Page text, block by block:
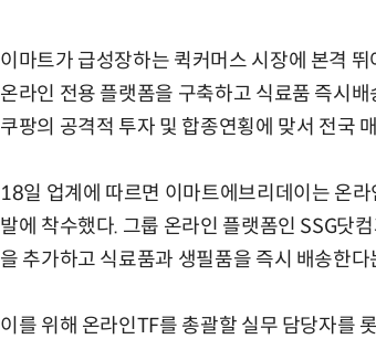
이마트가 급성장하는 퀵커머스 시장에 본격
온라인 전용 플랫폼을 구축하고 식료품 즉시
쿠팡의 공격적 투자 및 합종연횡에 맞서 전국
18일 업계에 따르면 이마트에브리데이는 온
발에 착수했다. 그룹 온라인 플랫폼인 SSG닷
을 추가하고 식료품과 생필품을 즉시 배송한다
이를 위해 온라인TF를 총괄할 실무 담당자를